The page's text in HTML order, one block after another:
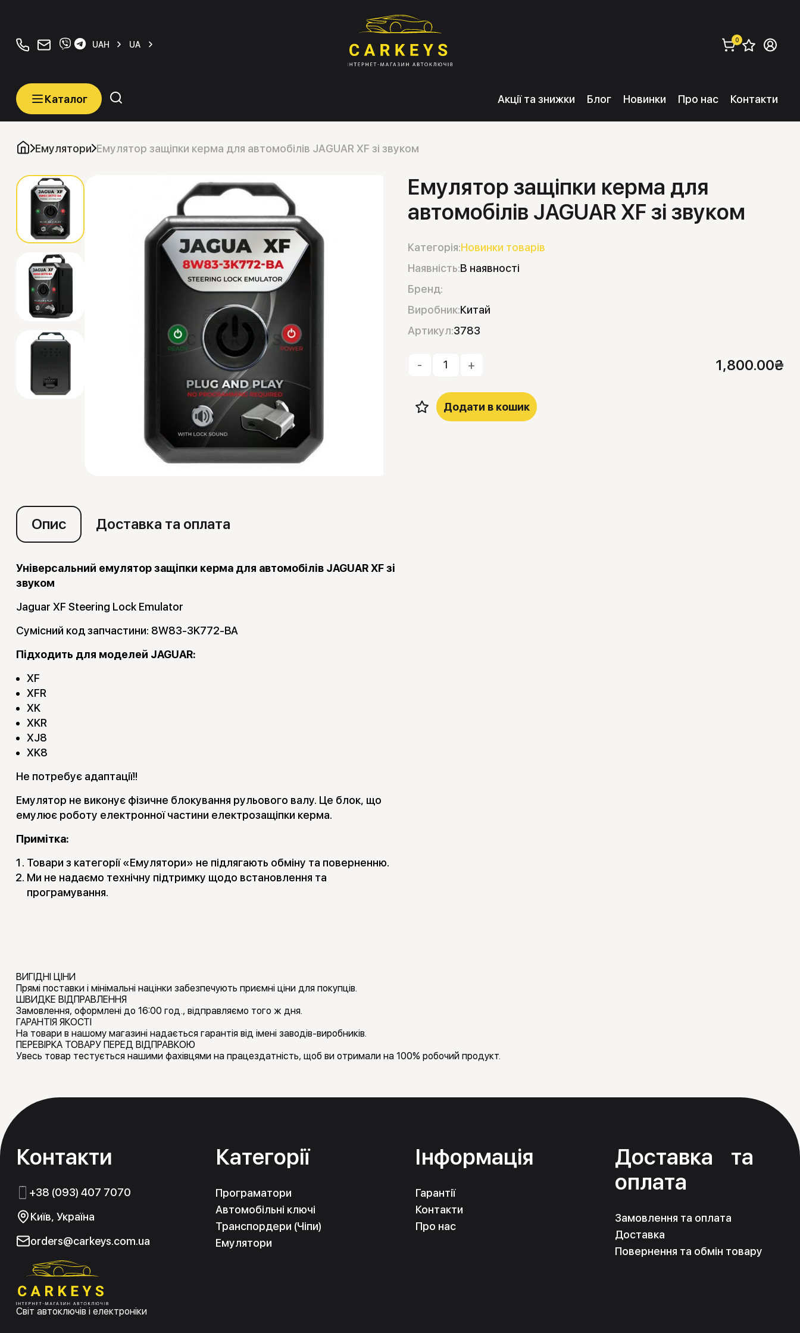
+380934077070
orders@carkeys.com.ua
UAH UA замовити (
0
Каталог
Каталог
Автомобільні ключі
Транспордери (Чіпи)
Програматори
Емулятори
Акції та знижки Блог Новинки Про нас Контакти
Емулятори Емулятор защіпки керма для автомобілів JAGUAR XF зі звуком
Емулятор защіпки керма для
автомобілів JAGUAR XF зі звуком
Категорія:Новинки товарів
Наявність:В наявності
Бренд:
Виробник:Китай
Артикул:3783
- + 1,800.00₴
Додати в кошик
Опис Доставка та оплата
Універсальний емулятор защіпки керма для автомобілів JAGUAR XF зі
звуком
Jaguar XF Steering Lock Emulator
Сумісний код запчастини: 8W83-3K772-BA
Підходить для моделей JAGUAR:
XF
XFR
XK
XKR
XJ8
XK8
Не потребує адаптації!!
Емулятор не виконує фізичне блокування рульового валу. Це блок, що
емулює роботу електронної частини електрозащіпки керма.
Примітка:
Товари з категорії «Емулятори» не підлягають обміну та поверненню.
Ми не надаємо технічну підтримку щодо встановлення та
програмування.
ВИГІДНІ ЦІНИ
Прямі поставки і мінімальні націнки забезпечують приємні ціни для покупців.
ШВИДКЕ ВІДПРАВЛЕННЯ
Замовлення, оформлені до 16:00 год., відправляємо того ж дня.
ГАРАНТІЯ ЯКОСТІ
На товари в нашому магазині надається гарантія від імені заводів-виробників.
ПЕРЕВІРКА ТОВАРУ ПЕРЕД ВІДПРАВКОЮ
Увесь товар тестується нашими фахівцями на працездатність, щоб ви отримали на 100% робочий продукт.
Контакти
+38 (093) 407 7070
Київ, Україна
orders@carkeys.com.ua
Світ автоключів і електроніки
Категорії
Програматори
Автомобільні ключі
Транспордери (Чіпи)
Емулятори
Інформація
Гарантії
Контакти
Про нас
Доставка та
оплата
Замовлення та оплата
Доставка
Повернення та обмін товару